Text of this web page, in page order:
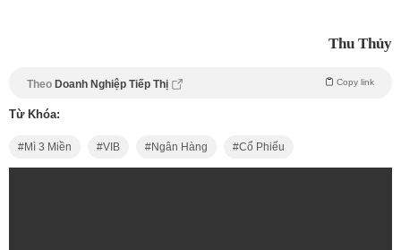
Thu Thủy
Theo Doanh Nghiệp Tiếp Thị Copy link
Từ Khóa:
Mì 3 Miền VIB Ngân Hàng Cổ Phiếu